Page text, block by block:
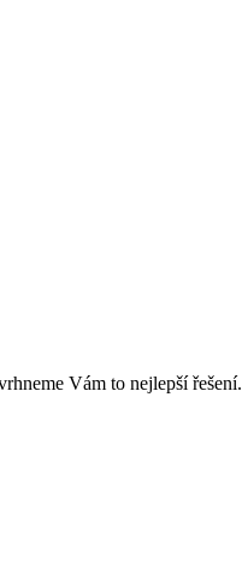
Vám to nejlepší řešení.